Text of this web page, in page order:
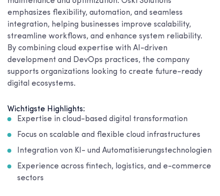
emphasizes flexibility, automation, and seamless
integration, helping businesses improve scalability,
streamline workflows, and enhance system reliability.
By combining cloud expertise with AI-driven
development and DevOps practices, the company
supports organizations looking to create future-ready
digital ecosystems.
Wichtigste Highlights:
Expertise in cloud-based digital transformation
Focus on scalable and flexible cloud infrastructures
Integration von KI- und Automatisierungstechnologien
Experience across fintech, logistics, and e-commerce
sectors